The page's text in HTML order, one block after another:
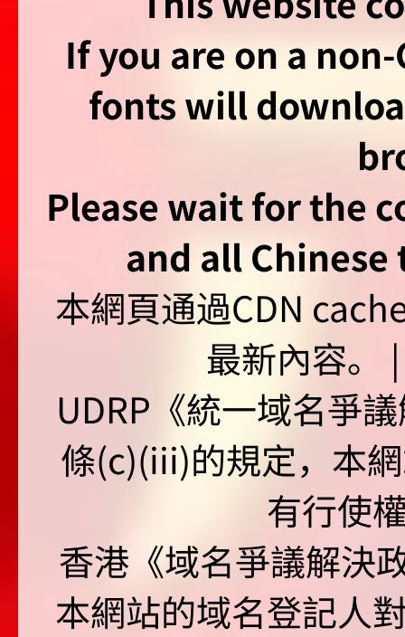
If you are on a
fonts will
Please wait for the
and all
本網頁通過CDN
最新內容。
UDRP《統一域名爭
條(c)(iii)的規定，本
有行使
香港《域名爭議解決
本網站的域名登記人